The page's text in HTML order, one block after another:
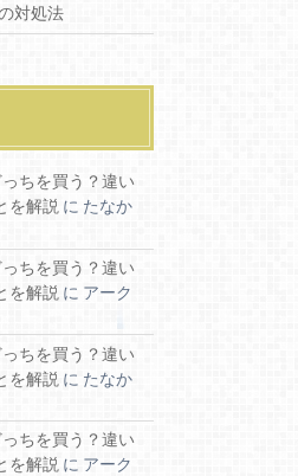
対処法
ちを買う？違い
を解説 に たなか
ちを買う？違い
を解説 に アーク
ちを買う？違い
を解説 に たなか
ちを買う？違い
を解説 に アーク